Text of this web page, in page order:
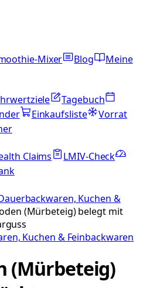
Mixer Blog
Meine
Tagebuch
Einkaufsliste
Vorrat
Claims
LMIV-Check
Kuchen &
(Mürbeteig) belegt mit
Kuchen & Feinbackwaren
(Mürbeteig)